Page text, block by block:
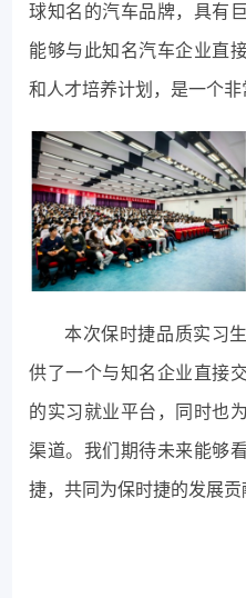
球知名的汽车品牌，具有
能够与此知名汽车企业直
和人才培养计划，是一个非
本次保时捷品质实习
供了一个与知名企业直接
的实习就业平台，同时也
渠道。我们期待未来能够
捷，共同为保时捷的发展贡